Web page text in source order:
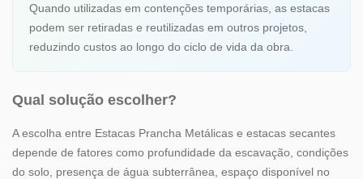
Quando utilizadas em contenções temporárias, as estacas
podem ser retiradas e reutilizadas em outros projetos,
reduzindo custos ao longo do ciclo de vida da obra.
Qual solução escolher?
A escolha entre Estacas Prancha Metálicas e estacas secantes
depende de fatores como profundidade da escavação, condições
do solo, presença de água subterrânea, espaço disponível no